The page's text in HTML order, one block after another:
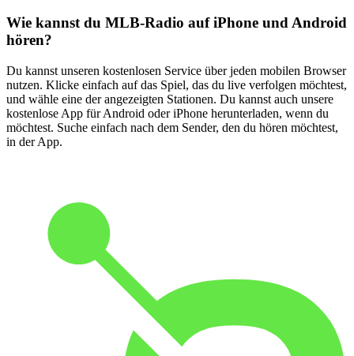
Wie kannst du MLB-Radio auf iPhone und Android
hören?
Du kannst unseren kostenlosen Service über jeden mobilen Browser
nutzen. Klicke einfach auf das Spiel, das du live verfolgen möchtest,
und wähle eine der angezeigten Stationen. Du kannst auch unsere
kostenlose App für Android oder iPhone herunterladen, wenn du
möchtest. Suche einfach nach dem Sender, den du hören möchtest,
in der App.